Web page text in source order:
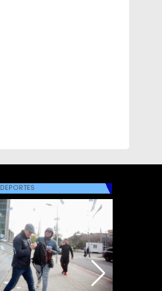
DEPORTES